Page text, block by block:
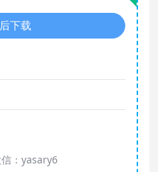
下载
：yasary6